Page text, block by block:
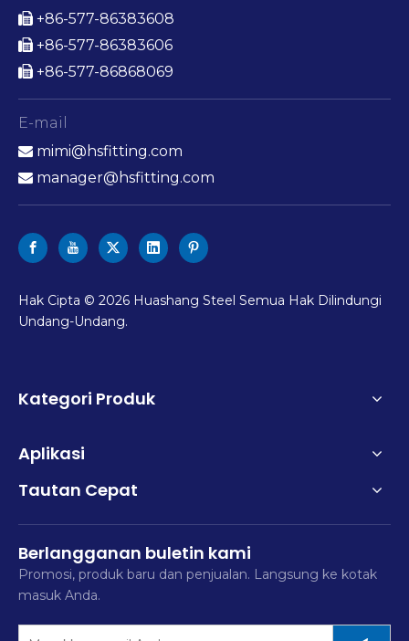
 +86-577-86383608
 +86-577-86383606
 +86-577-86868069
E-mail
 mimi@hsfitting.com
 manager@hsfitting.com
Hak Cipta © 2026 Huashang Steel Semua Hak Dilindungi
Undang-Undang.
Kategori Produk
Aplikasi
Tautan Cepat
Berlangganan buletin kami
Promosi, produk baru dan penjualan. Langsung ke kotak
masuk Anda.